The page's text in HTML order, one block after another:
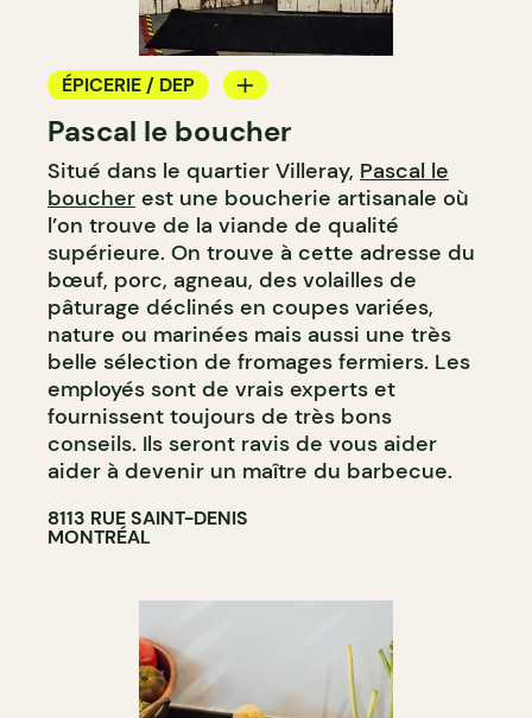
ÉPICERIE / DEP
COMPTOIR
BOUCHERIE
CAVISTE
Pascal le boucher
Situé dans le quartier Villeray, Pascal le
boucher est une boucherie artisanale où
l’on trouve de la viande de qualité
supérieure. On trouve à cette adresse du
bœuf, porc, agneau, des volailles de
pâturage déclinés en coupes variées,
nature ou marinées mais aussi une très
belle sélection de fromages fermiers. Les
employés sont de vrais experts et
fournissent toujours de très bons
conseils. Ils seront ravis de vous aider
aider à devenir un maître du barbecue.
8113 RUE SAINT-DENIS
MONTRÉAL